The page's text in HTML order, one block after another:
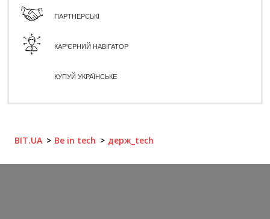
ПАРТНЕРСЬКІ
КАР'ЄРНИЙ НАВІГАТОР
КУПУЙ УКРАЇНСЬКЕ
BIT.UA Be in tech держ_tech